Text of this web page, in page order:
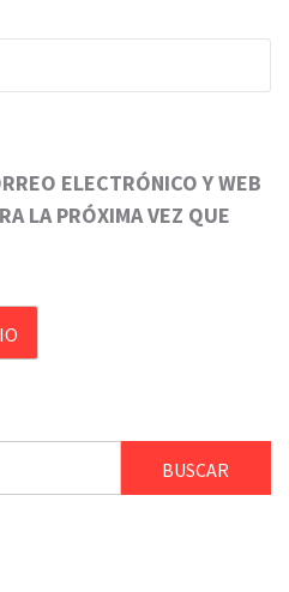
ELECTRÓNICO Y WEB
LA PRÓXIMA VEZ QUE
BUSCAR